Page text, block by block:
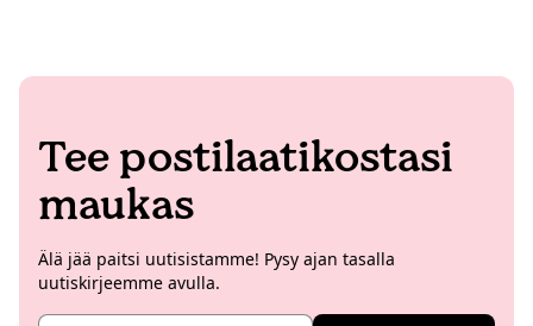
Tee postilaatikostasi
maukas
Älä jää paitsi uutisistamme! Pysy ajan tasalla
uutiskirjeemme avulla.